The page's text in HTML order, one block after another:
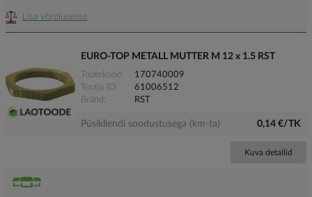
Lisa võrdlusesse
EURO-TOP METALL MUTTER M 12 x 1.5 RST
Tootekood
170740009
Tootja ID
61006512
Bränd
RST
Püsikliendi soodustusega (km-ta) 0,14 €/TK
Kuva detailid